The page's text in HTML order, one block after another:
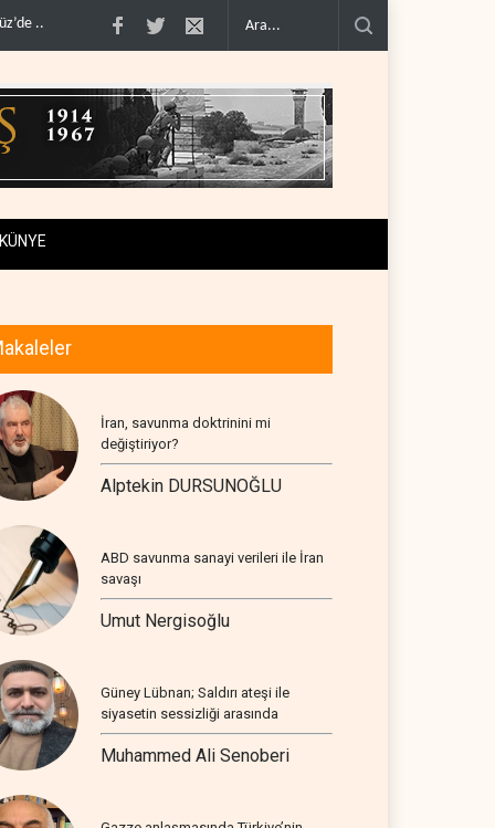
Mossad’ın İran'a karşı Kürt planı neden çöktü?.. Suudi Arabistan,
KÜNYE
İran, savunma doktrinini mi
değiştiriyor?
Alptekin DURSUNOĞLU
ABD savunma sanayi verileri ile İran
savaşı
Umut Nergisoğlu
Güney Lübnan; Saldırı ateşi ile
siyasetin sessizliği arasında
Muhammed Ali Senoberi